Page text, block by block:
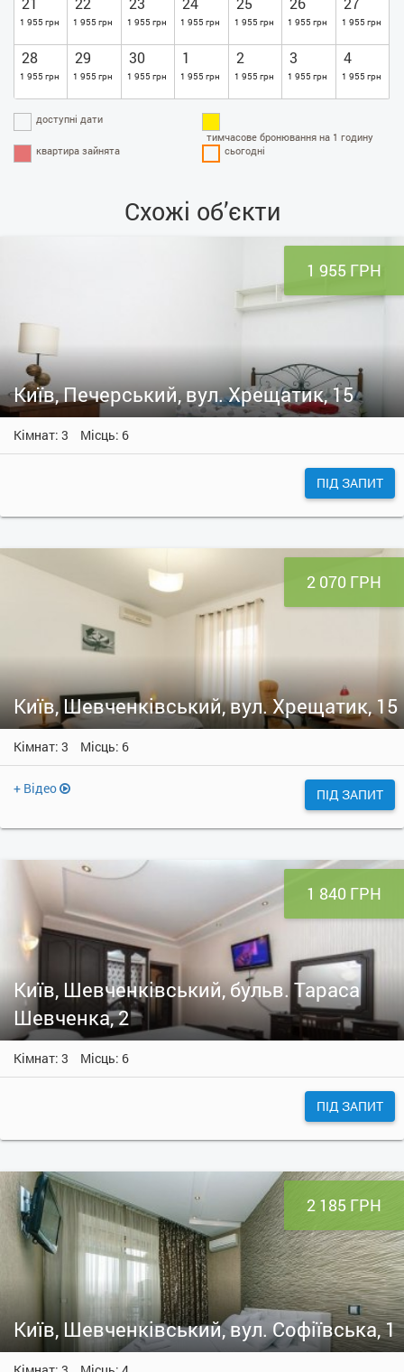
1 955 грн 1 955 грн 1 955 грн 1 955 грн 1 955 грн 1 955 грн 1 955 грн
28
1 955 грн
29
1 955 грн
30
1 955 грн
1
1 955 грн
2
1 955 грн
3
1 955 грн
4
1 955 грн
доступні дати
тимчасове бронювання на 1 годину
квартира зайнята
сьогодні
Схожі об’єкти
1 955 ГРН
Київ, Печерський, вул. Хрещатик, 15
Кімнат: 3 Місць: 6
ПІД ЗАПИТ
2 070 ГРН
Київ, Шевченківський, вул. Хрещатик, 15
Кімнат: 3 Місць: 6
+ Відео ПІД ЗАПИТ
1 840 ГРН
Київ, Шевченківський, бульв. Тараса
Шевченка, 2
Кімнат: 3 Місць: 6
ПІД ЗАПИТ
2 185 ГРН
Київ, Шевченківський, вул. Софіївська, 1